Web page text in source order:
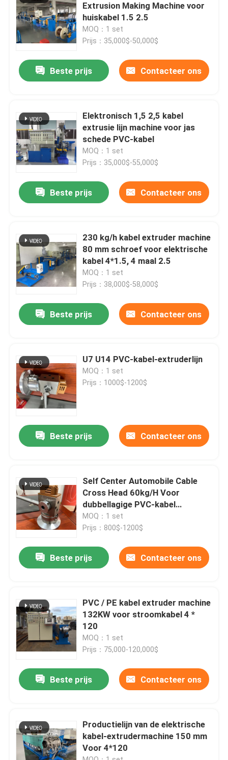
Producten
Video's
Over ons
Kwaliteitscontrole
Vraag een offerte
Cable Extruder Machine
Draadtrekkers
Extrusion Making Machine voor
huiskabel 1.5 2.5
MOQ：1 set
Prijs：35,000$-50,000$
Beste prijs Contacteer ons
Elektronisch 1,5 2,5 kabel
extrusie lijn machine voor jas
schede PVC-kabel
MOQ：1 set
Prijs：35,000$-55,000$
Beste prijs Contacteer ons
230 kg/h kabel extruder machine
80 mm schroef voor elektrische
kabel 4*1.5, 4 maal 2.5
MOQ：1 set
Prijs：38,000$-58,000$
Beste prijs Contacteer ons
U7 U14 PVC-kabel-extruderlijn
MOQ：1 set
Prijs：1000$-1200$
Beste prijs Contacteer ons
Self Center Automobile Cable
Cross Head 60kg/H Voor
dubbellagige PVC-kabel
extruderlijn
MOQ：1 set
Prijs：800$-1200$
Beste prijs Contacteer ons
PVC / PE kabel extruder machine
132KW voor stroomkabel 4 *
120
MOQ：1 set
Prijs：75,000-120,000$
Beste prijs Contacteer ons
Productielijn van de elektrische
kabel-extrudermachine 150 mm
Voor 4*120